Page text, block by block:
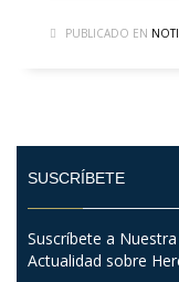
PUBLICADO EN
SUSCRÍBETE
Suscríbete a
Actualidad sobre